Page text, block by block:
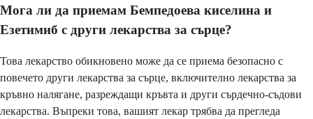
Мога ли да приемам Бемпедоева киселина и
Езетимиб с други лекарства за сърце?
Това лекарство обикновено може да се приема безопасно с
повечето други лекарства за сърце, включително лекарства за
кръвно налягане, разреждащи кръвта и други сърдечно-съдови
лекарства. Въпреки това, вашият лекар трябва да прегледа